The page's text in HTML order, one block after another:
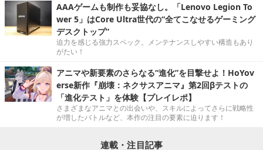
AAAゲームも制作も妥協なし。「Lenovo Legion To
wer 5」はCore Ultra世代の“全てこなせるゲーミング
デスクトップ”
迫力を感じる強力スペック。メンテナンスしやすい構造もあり
がたい！
アニマや新要素のさらなる“進化”を目撃せよ！HoYov
erse新作『崩壊：ネクサスアニマ』第2回βテストの
「進化テスト」を体験【プレイレポ】
さまざまなアニマとの出会いや、スキルによってさらに戦略性
が増したバトルなど、本作の注目の要素に迫ります！
連載・注目記事